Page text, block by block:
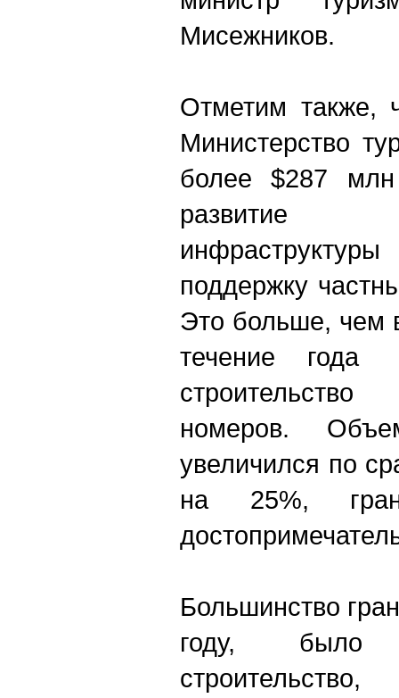
Мисежников.
Отметим также,
Министерство
более $287
развитие
поддержку
Это больше, чем
течение года
номеров.
увеличился по
на 25%,
Большинство
году, было